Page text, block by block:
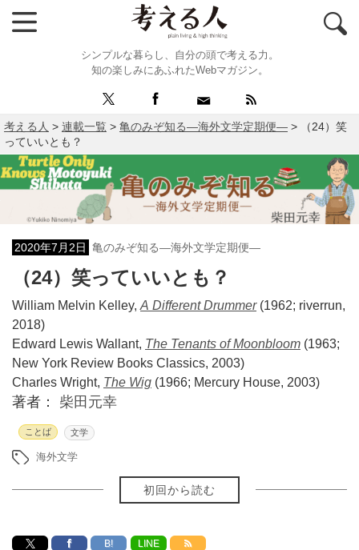
シンプルな暮らし、自分の頭で考える力。
知の楽しみにあふれたWebマガジン。
考える人 > 連載一覧 > 亀のみぞ知る―海外文学定期便― >
（24）笑
っていいとも？
2020年7月2日 亀のみぞ知る―海外文学定期便―
（24）笑っていいとも？
William Melvin Kelley, A Different Drummer(1962; riverrun,
2018)
Edward Lewis Wallant, The Tenants of Moonbloom (1963;
New York Review Books Classics, 2003)
Charles Wright, The Wig (1966; Mercury House, 2003)
著者： 柴田元幸
ことば 文学
海外文学
初回から読む
B! LINE